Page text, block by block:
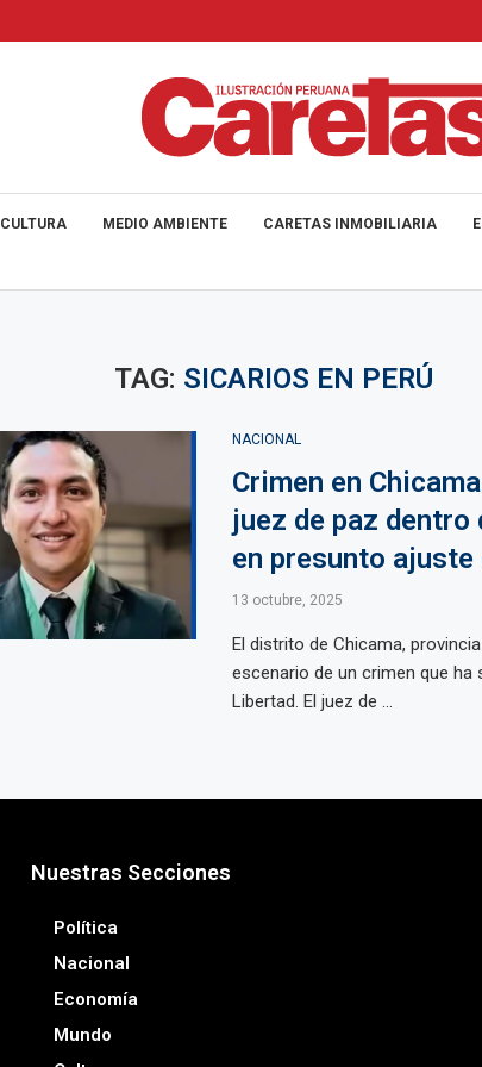
CULTURA MEDIO AMBIENTE CARETAS INMOBILIARIA
TAG: SICARIOS EN PERÚ
NACIONAL
Crimen en
juez de paz
en presunto ajuste
13 octubre, 2025
El distrito de Chicama,
escenario de un crimen que ha
Libertad. El juez de ...
Nuestras Secciones
Política
Nacional
Economía
Mundo